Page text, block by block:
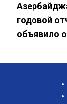
годовой
объявило